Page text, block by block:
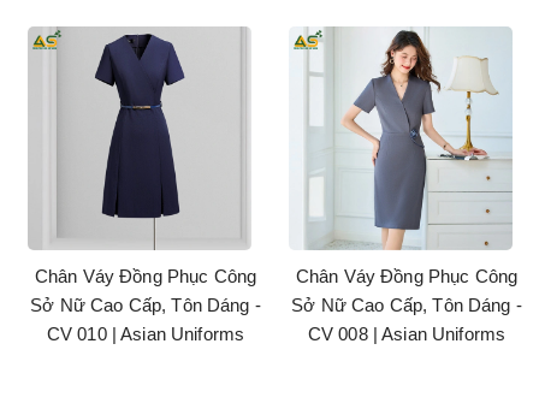
Chân Váy Đồng Phục Công
Sở Nữ Cao Cấp, Tôn Dáng -
CV 010 | Asian Uniforms
Chân Váy Đồng Phục Công
Sở Nữ Cao Cấp, Tôn Dáng -
CV 008 | Asian Uniforms